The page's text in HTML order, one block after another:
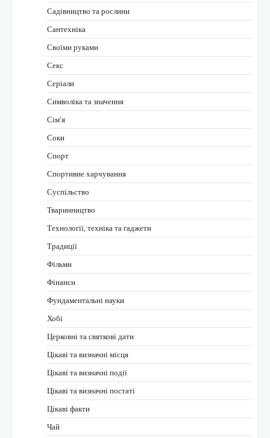
Садівництво та рослини
Сантехніка
Своїми руками
Секс
Серіали
Символіка та значення
Сім’я
Соки
Спорт
Спортивне харчування
Суспільство
Тваринництво
Технології, техніка та гаджети
Традиції
Фільми
Фінанси
Фундаментальні науки
Хобі
Церковні та святкові дати
Цікаві та визначні місця
Цікаві та визначні події
Цікаві та визначні постаті
Цікаві факти
Чай